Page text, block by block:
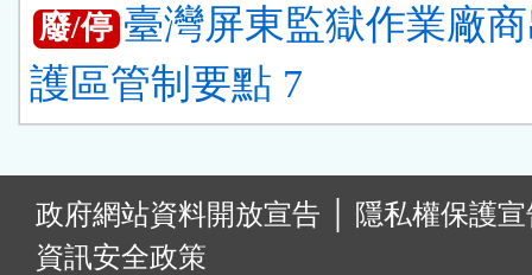
廢/停 臺灣屏東監獄作業廠
護區管制要點 7
政府網站資料開放宣告
隱私權保護
資訊安全政策